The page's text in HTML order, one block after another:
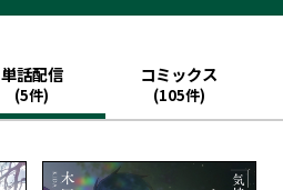
単話配信
(5件)
コミックス
(105件)